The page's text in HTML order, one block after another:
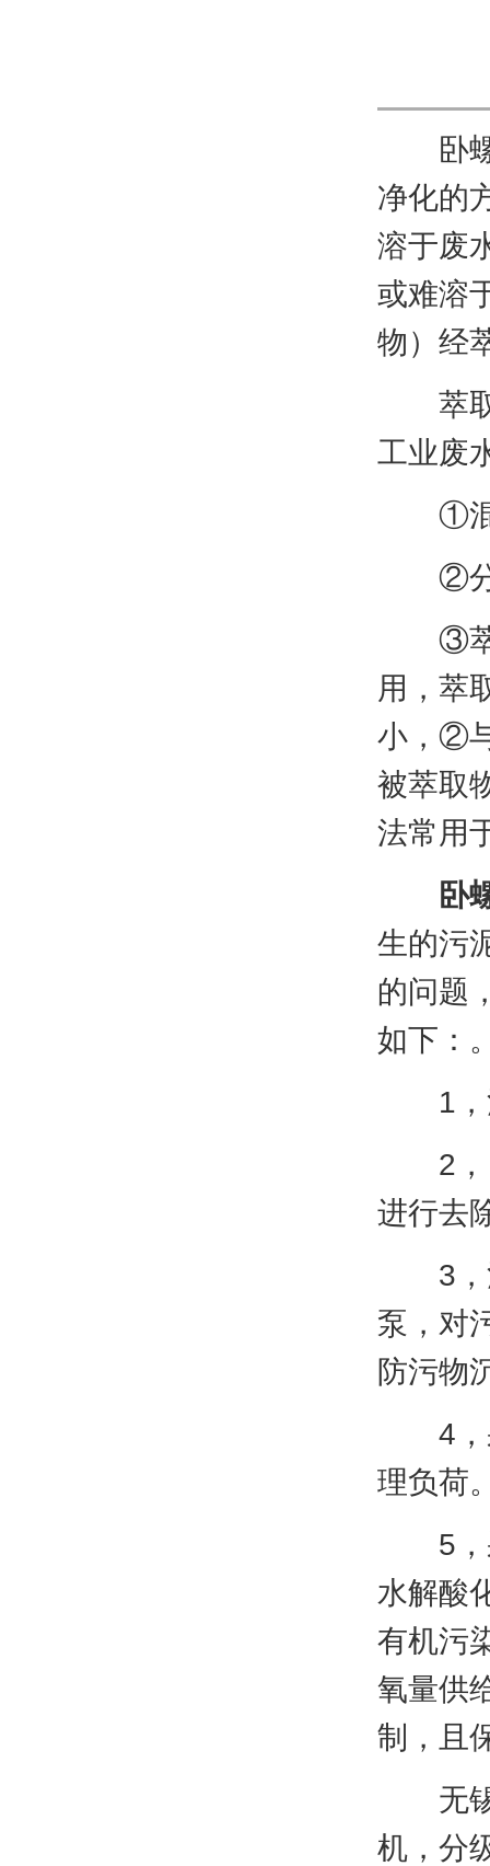
卧螺
净化的
溶于废
或难溶
物）经
萃取
工业废
①混合
②分
③萃取
用，萃
小，②
被萃取
法常用
卧
生的污
的问题
如下：
1，污
2，自
进行去
3，污
泵，对
防污物
4，采
理负荷
5，采
水解酸
有机污
氧量供
制，且
无锡
机，分